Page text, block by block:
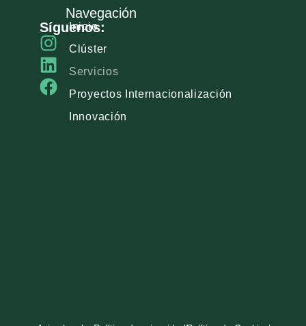
Síguenos:
Navegación
Inicio
Clúster
Servicios
Proyectos Internacionalización
Innovación